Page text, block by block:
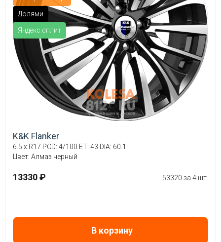
Долями
Яндекс.сплит
K&K Flanker
6.5 x R17 PCD: 4/100 ET: 43 DIA: 60.1
Цвет: Алмаз черный
13330 ₽ 53320 за 4 шт.
В корзину